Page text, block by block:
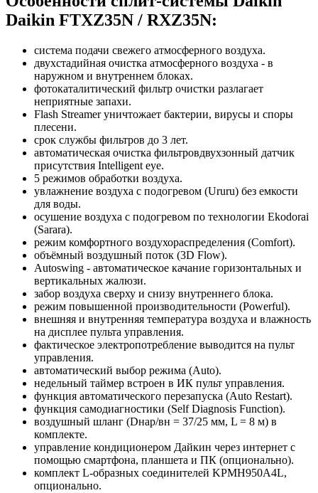
Daikin FTXZ35N / RXZ35N:
система подачи свежего атмосферного воздуха.
двухстадийная очистка атмосферного воздуха - в
наружном и внутреннем блоках.
фотокаталитический фильтр очистки разлагает
неприятные запахи.
Flash Streamer уничтожает бактерии, вирусы и споры
плесени.
срок службы фильтров до 3 лет.
автоматическая очистка фильтровдвухзонный датчик
присутствия Intelligent eye.
5 режимов обработки воздуха.
увлажнение воздуха с подогревом (Ururu) без емкости
для воды.
осушение воздуха с подогревом по технологии Ekodorai
(Sarara).
режим комфортного воздухораспределения (Comfort).
объёмный воздушный поток (3D Flow).
Autoswing - автоматическое качание горизонтальных и
вертикальных жалюзи.
забор воздуха сверху и снизу внутреннего блока.
режим повышенной производительности (Powerful).
внешняя и внутренняя температура воздуха и влажность
на дисплее пульта управления.
фактическое электропотребление выводится на пульт
управления.
автоматический выбор режима (Auto).
недельный таймер встроен в ИК пульт управления.
функция автоматического перезапуска (Auto Restart).
функция самодиагностики (Self Diagnosis Function).
воздушный шланг (Dнар/вн = 37/25 мм, L = 8 м) в
комплекте.
управление кондиционером Дайкин через интернет с
помощью смартфона, планшета и ПК (опционально).
комплект L-образных соединителей KPMH950A4L,
опционально.